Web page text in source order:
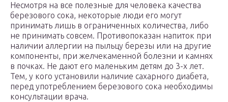
Несмотря на все полезные для человека качества
березового сока, некоторые люди его могут
принимать лишь в ограниченных количества, либо
не принимать совсем. Противопоказан напиток при
наличии аллергии на пыльцу березы или на другие
компоненты, при желчекаменной болезни и камнях
в почках. Не дают его маленьким детям до 3-х лет.
Тем, у кого установили наличие сахарного диабета,
перед употреблением березового сока необходимы
консультации врача.